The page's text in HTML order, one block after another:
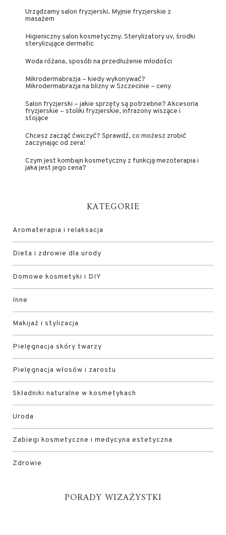
Urządzamy salon fryzjerski. Myjnie fryzjerskie z
masażem
Higieniczny salon kosmetyczny. Sterylizatory uv, środki
sterylizujące dermatic
Woda różana, sposób na przedłużenie młodości
Mikrodermabrazja – kiedy wykonywać?
Mikrodermabrazja na blizny w Szczecinie – ceny
Salon fryzjerski – jakie sprzęty są potrzebne? Akcesoria
fryzjerskie – stoliki fryzjerskie, infrazony wiszące i
stojące
Chcesz zacząć ćwiczyć? Sprawdź, co możesz zrobić
zaczynając od zera!
Czym jest kombajn kosmetyczny z funkcją mezoterapia i
jaka jest jego cena?
KATEGORIE
Aromaterapia i relaksacja
Dieta i zdrowie dla urody
Domowe kosmetyki i DIY
Inne
Makijaż i stylizacja
Pielęgnacja skóry twarzy
Pielęgnacja włosów i zarostu
Składniki naturalne w kosmetykach
Uroda
Zabiegi kosmetyczne i medycyna estetyczna
Zdrowie
PORADY WIZAŻYSTKI